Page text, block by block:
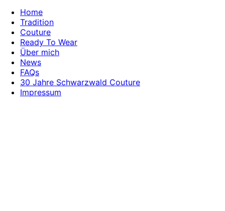
Home
Tradition
Couture
Ready To Wear
Über mich
News
FAQs
30 Jahre Schwarzwald Couture
Impressum